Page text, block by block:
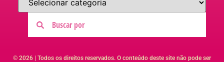
© 2026 | Todos os direitos reservados. O conteúdo deste site não pode ser